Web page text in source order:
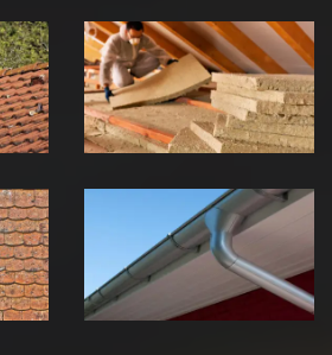
Isolation de
toiture 39
Jura
de
pose de
gouttière 39
Jura